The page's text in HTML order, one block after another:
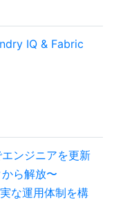
IQ & Fabric
エンジニアを更新
ら解放〜
な運用体制を構